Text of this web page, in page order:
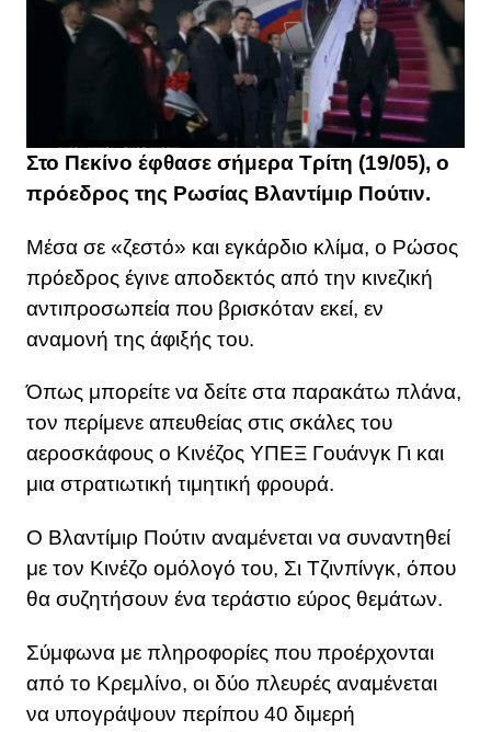
Στο Πεκίνο έφθασε σήμερα Τρίτη (19/05), ο
πρόεδρος της Ρωσίας Βλαντίμιρ Πούτιν.
Μέσα σε «ζεστό» και εγκάρδιο κλίμα, ο Ρώσος
πρόεδρος έγινε αποδεκτός από την κινεζική
αντιπροσωπεία που βρισκόταν εκεί, εν
αναμονή της άφιξής του.
Όπως μπορείτε να δείτε στα παρακάτω πλάνα,
τον περίμενε απευθείας στις σκάλες του
αεροσκάφους ο Κινέζος ΥΠΕΞ Γουάνγκ Γι και
μια στρατιωτική τιμητική φρουρά.
Ο Βλαντίμιρ Πούτιν αναμένεται να συναντηθεί
με τον Κινέζο ομόλογό του, Σι Τζινπίνγκ, όπου
θα συζητήσουν ένα τεράστιο εύρος θεμάτων.
Σύμφωνα με πληροφορίες που προέρχονται
από το Κρεμλίνο, οι δύο πλευρές αναμένεται
να υπογράψουν περίπου 40 διμερή